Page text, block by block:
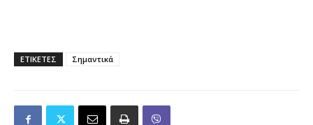
ΕΤΙΚΕΤΕΣ Σημαντικά